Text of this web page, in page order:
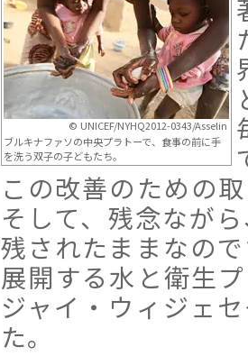
© UNICEF/NYHQ2012-0343/Asselin
ブルキナファソの中央プラトーで、食事の前に手
を洗う双子の子どもたち。
この改善のための
そして、残念なが
残されたままなの
展開する水と衛生
ジャイ・ウィジェ
た。